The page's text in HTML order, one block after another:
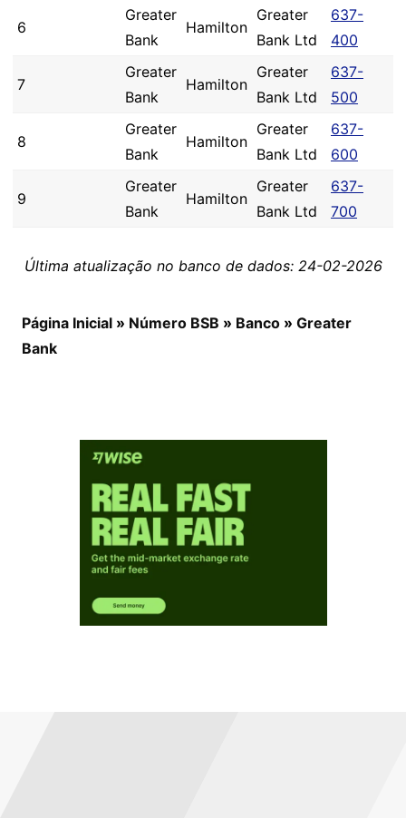
6
Greater
Bank
Hamilton
Greater
Bank Ltd
637-
400
7
Greater
Bank
Hamilton
Greater
Bank Ltd
637-
500
8
Greater
Bank
Hamilton
Greater
Bank Ltd
637-
600
9
Greater
Bank
Hamilton
Greater
Bank Ltd
637-
700
Última atualização no banco de dados: 24-02-2026
Página Inicial » Número BSB » Banco » Greater
Bank